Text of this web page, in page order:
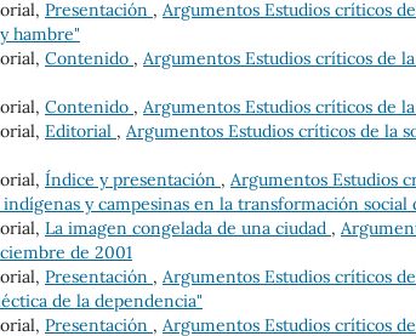
Presentación , Argumentos Estudios críticos
hambre"
Contenido , Argumentos Estudios críticos de
Contenido , Argumentos Estudios críticos de
Editorial , Argumentos Estudios críticos de la
Índice y presentación , Argumentos Estudios
y campesinas en la transformación social
La imagen congelada de una ciudad ,
de 2001
Presentación , Argumentos Estudios críticos
de la dependencia"
Presentación , Argumentos Estudios críticos